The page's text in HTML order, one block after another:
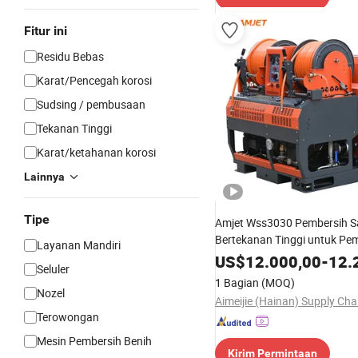
Fitur ini
Residu Bebas
Karat/Pencegah korosi
Sudsing / pembusaan
Tekanan Tinggi
Karat/ketahanan korosi
Lainnya
Tipe
Layanan Mandiri
Seluler
Nozel
Terowongan
Mesin Pembersih Benih
Amjet Wss3030 Pembersih
Bertekanan Tinggi untuk
Pipa Kota
US$12.000,00-
1 Bagian (MOQ)
Kirim Permintaan